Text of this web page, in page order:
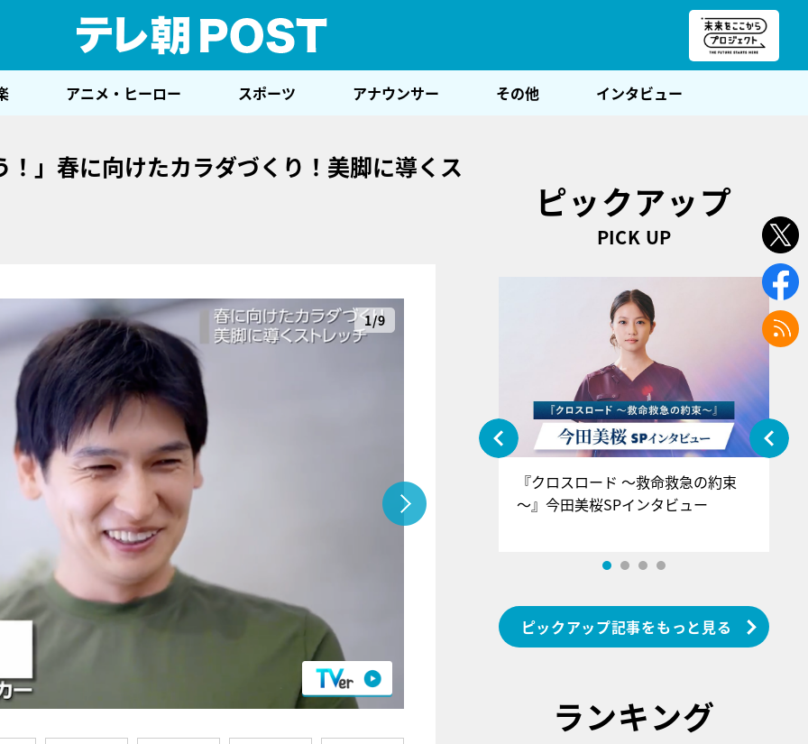
アニメ・ヒーロー スポーツ アナウンサー その他 インタビュー
」春に向けたカラダづくり！美脚に導くス
1/9
ピックアップ
PICK UP
『アイ＝ラブ！げーみんぐ』＝LOV
E齋藤樹愛羅＆佐々木舞香SPインタ
『クロスロード ～救命救急の約束
～』今田美桜SPインタビュー
ピックアップ記事をもっと見る
ランキング